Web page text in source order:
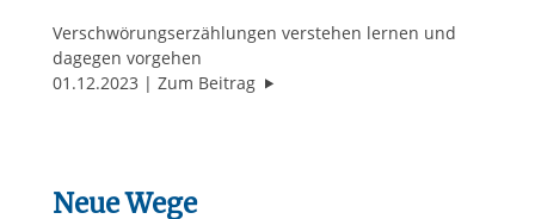
Verschwörungserzählungen verstehen lernen und
dagegen vorgehen
01.12.2023
Zum Beitrag "Gefühlte Wahrheiten - Ein
Neue Wege